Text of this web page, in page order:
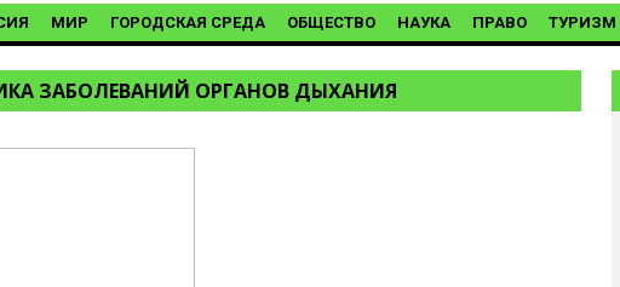
МИР ГОРОДСКАЯ СРЕДА ОБЩЕСТВО НАУКА ПРАВО ТУРИЗМ
ЗАБОЛЕВАНИЙ ОРГАНОВ ДЫХАНИЯ